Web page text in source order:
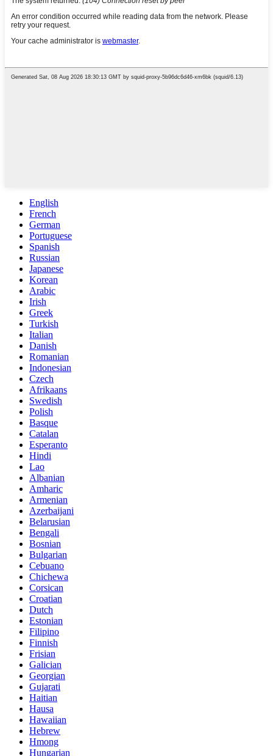
English
French
German
Portuguese
Spanish
Russian
Japanese
Korean
Arabic
Irish
Greek
Turkish
Italian
Danish
Romanian
Indonesian
Czech
Afrikaans
Swedish
Polish
Basque
Catalan
Esperanto
Hindi
Lao
Albanian
Amharic
Armenian
Azerbaijani
Belarusian
Bengali
Bosnian
Bulgarian
Cebuano
Chichewa
Corsican
Croatian
Dutch
Estonian
Filipino
Finnish
Frisian
Galician
Georgian
Gujarati
Haitian
Hausa
Hawaiian
Hebrew
Hmong
Hungarian